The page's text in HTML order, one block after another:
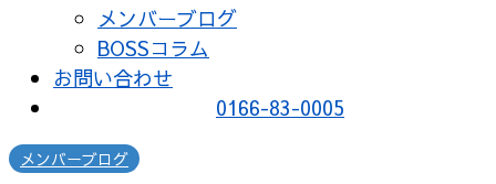
メンバーブログ
BOSSコラム
お問い合わせ
0166-83-0005
メンバーブログ